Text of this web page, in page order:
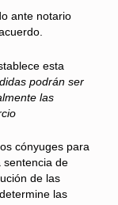
ante notario
esta
podrán ser
las
cónyuges para
sentencia de
de las
las